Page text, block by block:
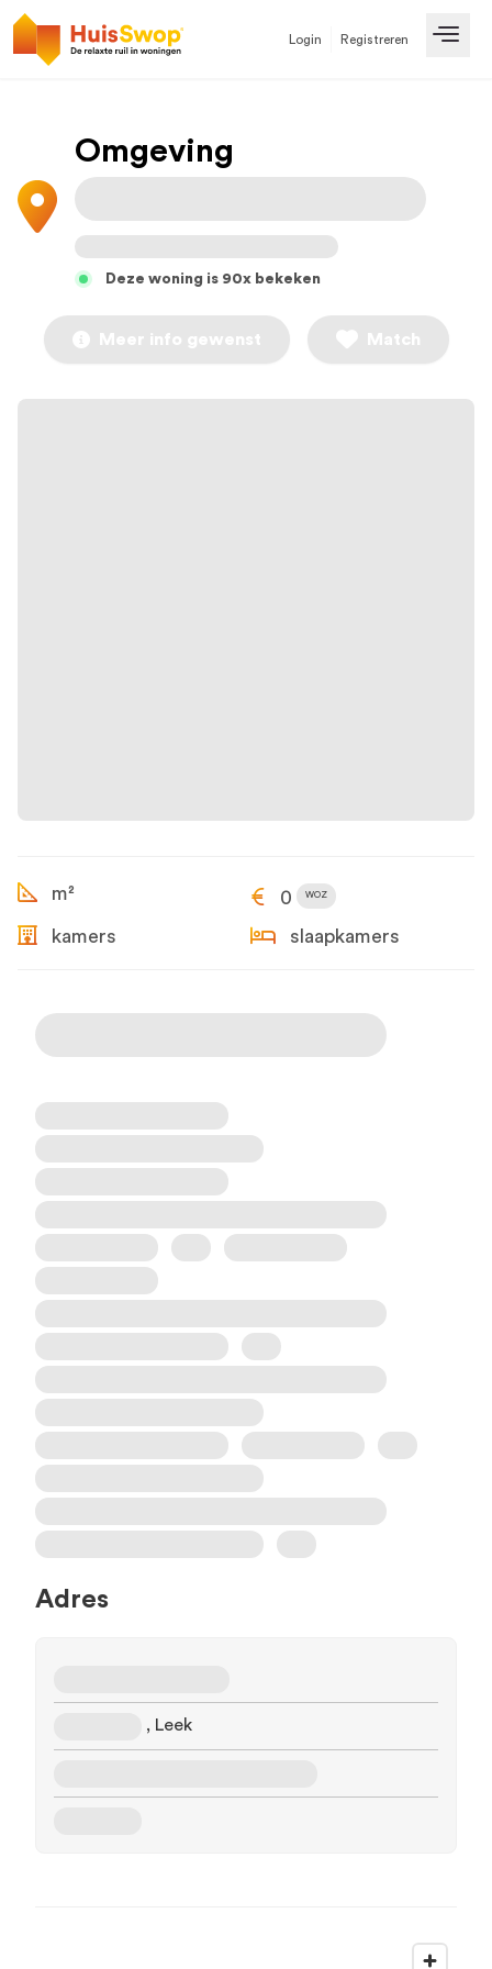
Login Registreren
Omgeving
Deze woning is 90x bekeken
Meer info gewenst Match
m² 0 WOZ
kamers slaapkamers
Adres
, Leek